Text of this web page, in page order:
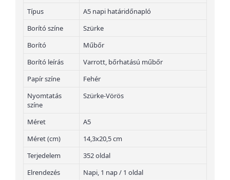
Típus
A5 napi határidőnapló
Borító színe
Szürke
Borító
Műbőr
Borító leírás
Varrott, bőrhatású műbőr
Papír színe
Fehér
Nyomtatás
színe
Szürke-Vörös
Méret
A5
Méret (cm)
14,3x20,5 cm
Terjedelem
352 oldal
Elrendezés
Napi, 1 nap / 1 oldal